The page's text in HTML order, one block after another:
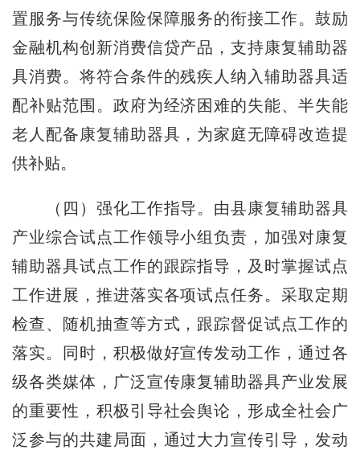
置服务与传统保险保障服务的衔接工作。鼓励
金融机构创新消费信贷产品，支持康复辅助器
具消费。将符合条件的残疾人纳入辅助器具适
配补贴范围。政府为经济困难的失能、半失能
老人配备康复辅助器具，为家庭无障碍改造提
供补贴。
（四）强化工作指导。由县康复辅助器具
产业综合试点工作领导小组负责，加强对康复
辅助器具试点工作的跟踪指导，及时掌握试点
工作进展，推进落实各项试点任务。采取定期
检查、随机抽查等方式，跟踪督促试点工作的
落实。同时，积极做好宣传发动工作，通过各
级各类媒体，广泛宣传康复辅助器具产业发展
的重要性，积极引导社会舆论，形成全社会广
泛参与的共建局面，通过大力宣传引导，发动